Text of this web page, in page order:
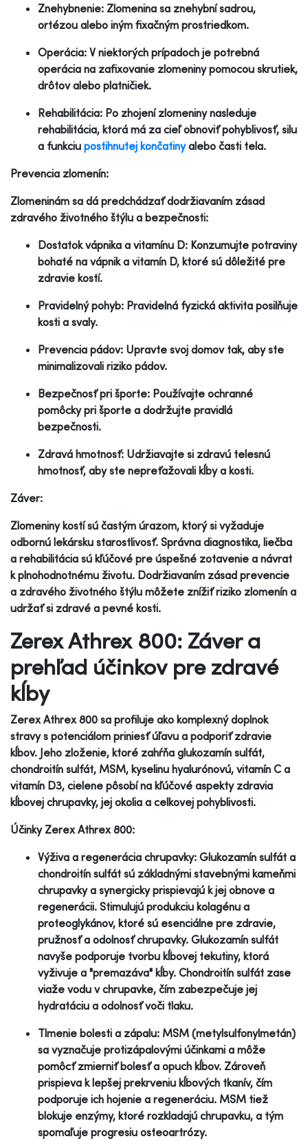
Znehybnenie: Zlomenina sa znehybní sadrou,
ortézou alebo iným fixačným prostriedkom.
Operácia: V niektorých prípadoch je potrebná
operácia na zafixovanie zlomeniny pomocou skrutiek,
drôtov alebo platničiek.
Rehabilitácia: Po zhojení zlomeniny nasleduje
rehabilitácia, ktorá má za cieľ obnoviť pohyblivosť, silu
a funkciu postihnutej končatinyalebo časti tela.
Prevencia zlomenín:
Zlomeninám sa dá predchádzať dodržiavaním zásad
zdravého životného štýlu a bezpečnosti:
Dostatok vápnika a vitamínu D: Konzumujte potraviny
bohaté na vápnik a vitamín D, ktoré sú dôležité pre
zdravie kostí.
Pravidelný pohyb: Pravidelná fyzická aktivita posilňuje
kosti a svaly.
Prevencia pádov: Upravte svoj domov tak, aby ste
minimalizovali riziko pádov.
Bezpečnosť pri športe: Používajte ochranné
pomôcky pri športe a dodržujte pravidlá
bezpečnosti.
Zdravá hmotnosť: Udržiavajte si zdravú telesnú
hmotnosť, aby ste nepreťažovali kĺby a kosti.
Záver:
Zlomeniny kostí sú častým úrazom, ktorý si vyžaduje
odbornú lekársku starostlivosť. Správna diagnostika, liečba
a rehabilitácia sú kľúčové pre úspešné zotavenie a návrat
k plnohodnotnému životu. Dodržiavaním zásad prevencie
a zdravého životného štýlu môžete znížiť riziko zlomenín a
udržať si zdravé a pevné kosti.
Zerex Athrex 800: Záver a
prehľad účinkov pre zdravé
kĺby
Zerex Athrex 800 sa profiluje ako komplexný doplnok
stravy s potenciálom priniesť úľavu a podporiť zdravie
kĺbov. Jeho zloženie, ktoré zahŕňa glukozamín sulfát,
chondroitín sulfát, MSM, kyselinu hyalurónovú, vitamín C a
vitamín D3, cielene pôsobí na kľúčové aspekty zdravia
kĺbovej chrupavky, jej okolia a celkovej pohyblivosti.
Účinky Zerex Athrex 800:
Výživa a regenerácia chrupavky: Glukozamín sulfát a
chondroitín sulfát sú základnými stavebnými kameňmi
chrupavky a synergicky prispievajú k jej obnove a
regenerácii. Stimulujú produkciu kolagénu a
proteoglykánov, ktoré sú esenciálne pre zdravie,
pružnosť a odolnosť chrupavky. Glukozamín sulfát
navyše podporuje tvorbu kĺbovej tekutiny, ktorá
vyživuje a "premazáva" kĺby. Chondroitín sulfát zase
viaže vodu v chrupavke, čím zabezpečuje jej
hydratáciu a odolnosť voči tlaku.
Tlmenie bolesti a zápalu: MSM (metylsulfonylmetán)
sa vyznačuje protizápalovými účinkami a môže
pomôcť zmierniť bolesť a opuch kĺbov. Zároveň
prispieva k lepšej prekrveniu kĺbových tkanív, čím
podporuje ich hojenie a regeneráciu. MSM tiež
blokuje enzýmy, ktoré rozkladajú chrupavku, a tým
spomaľuje progresiu osteoartrózy.